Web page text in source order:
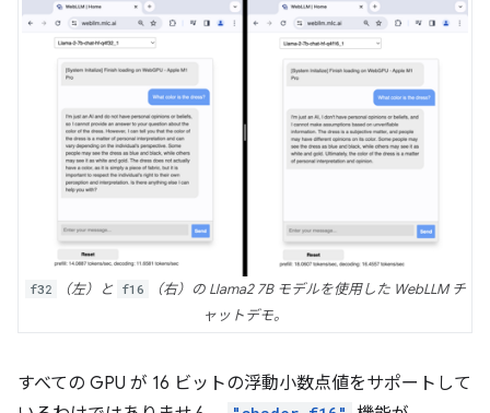
f32 （左）と f16
（右）の Llama2 7B モデルを使用した WebLLM チ
ャットデモ。
すべての GPU が 16 ビットの浮動小数点値をサポートして